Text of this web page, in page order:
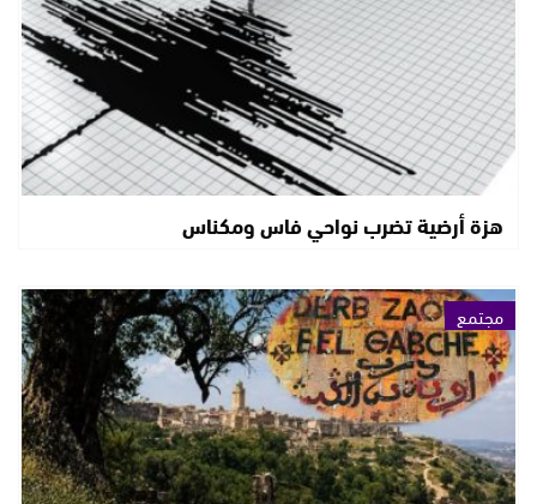
هزة أرضية تضرب نواحي فاس ومكناس
مجتمع